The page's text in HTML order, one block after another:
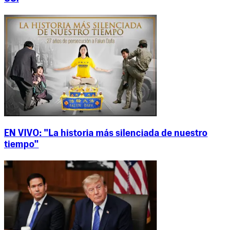
EN VIVO: "La historia más silenciada de nuestro
tiempo"